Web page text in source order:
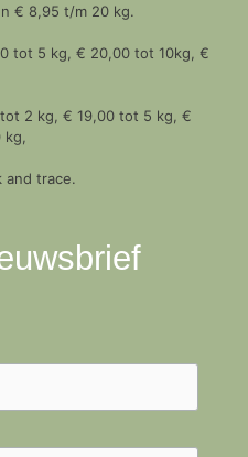
€ 8,95 t/m 20 kg.
tot 5 kg, € 20,00 tot 10kg, €
2 kg, € 19,00 tot 5 kg, €
and trace.